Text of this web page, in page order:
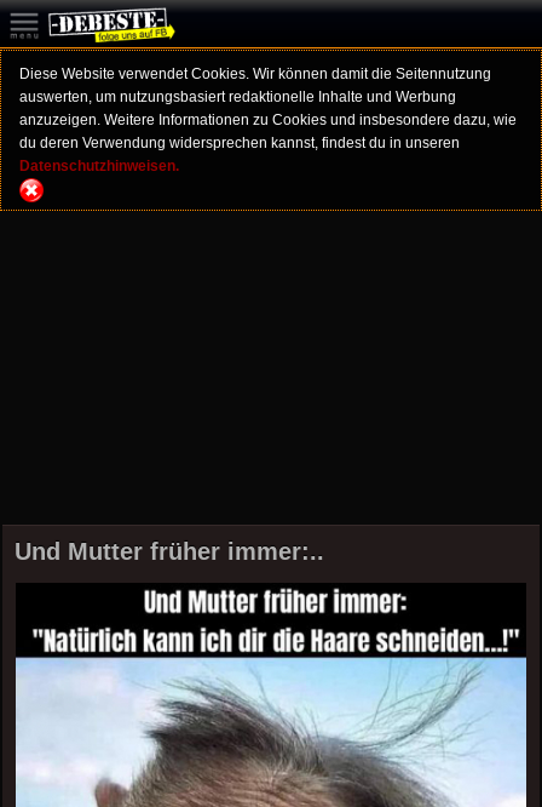
Diese Website verwendet Cookies. Wir können damit die Seitennutzung
auswerten, um nutzungsbasiert redaktionelle Inhalte und Werbung
anzuzeigen. Weitere Informationen zu Cookies und insbesondere dazu, wie
du deren Verwendung widersprechen kannst, findest du in unseren
Datenschutzhinweisen.
Und Mutter früher immer:..